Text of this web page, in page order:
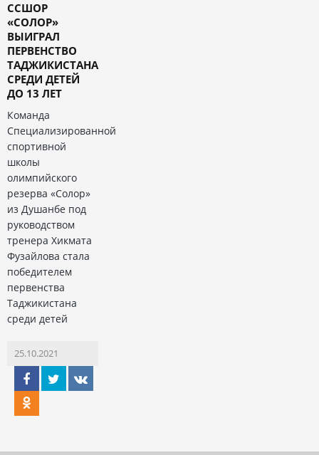
ССШОР
«СОЛОР»
ВЫИГРАЛ
ПЕРВЕНСТВО
ТАДЖИКИСТАНА
СРЕДИ ДЕТЕЙ
ДО 13 ЛЕТ
Команда
Специализированной
спортивной
школы
олимпийского
резерва «Солор»
из Душанбе под
руководством
тренера Хикмата
Фузайлова стала
победителем
первенства
Таджикистана
среди детей
25.10.2021